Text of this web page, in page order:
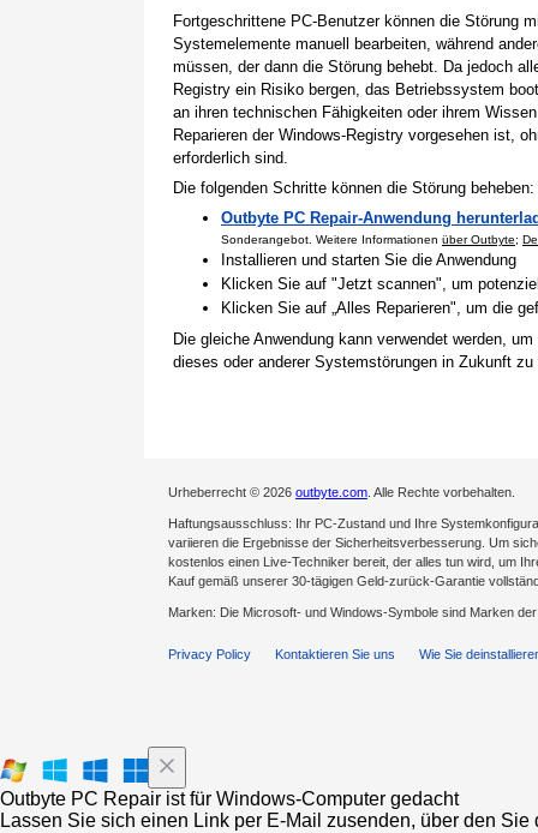
Fortgeschrittene PC-Benutzer können die Störung
Systemelemente manuell bearbeiten, während
müssen, der dann die Störung behebt. Da jedoch
Registry ein Risiko bergen, das Betriebssystem
an ihren technischen Fähigkeiten oder ihrem
Reparieren der Windows-Registry vorgesehen ist,
erforderlich sind.
Die folgenden Schritte können die Störung beheben:
Outbyte PC Repair-Anwendung
Sonderangebot. Weitere Informationen über Outbyte;
Installieren und starten Sie die Anwendung
Klicken Sie auf "Jetzt scannen", um
Klicken Sie auf „Alles Reparieren", um die
Die gleiche Anwendung kann verwendet werden,
dieses oder anderer Systemstörungen in Zukunft zu
Urheberrecht © 2026 outbyte.com . Alle Rechte vorbehalten.
Haftungsausschluss: Ihr PC-Zustand und Ihre
variieren die Ergebnisse der Sicherheitsverbesserung. Um
kostenlos einen Live-Techniker bereit, der alles tun wird, um
Kauf gemäß unserer 30-tägigen Geld-zurück-Garantie
Marken: Die Microsoft- und Windows-Symbole sind Marken
Privacy Policy Kontaktieren Sie uns Wie Sie
Outbyte PC Repair ist für Windows-Computer gedacht
Lassen Sie sich einen Link per E-Mail zusenden, über den